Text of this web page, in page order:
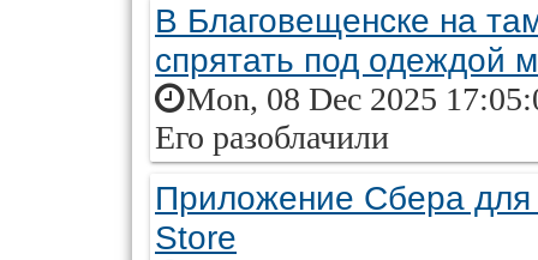
В Благовещенске на
спрятать под одеждой
Mon, 08 Dec 2025
Его разоблачили
Приложение Сбера для
Store